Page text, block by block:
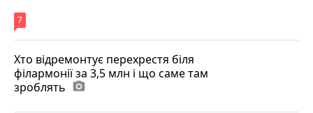
7
Хто відремонтує перехрестя біля
філармонії за 3,5 млн і що саме там
зроблять photo_camera